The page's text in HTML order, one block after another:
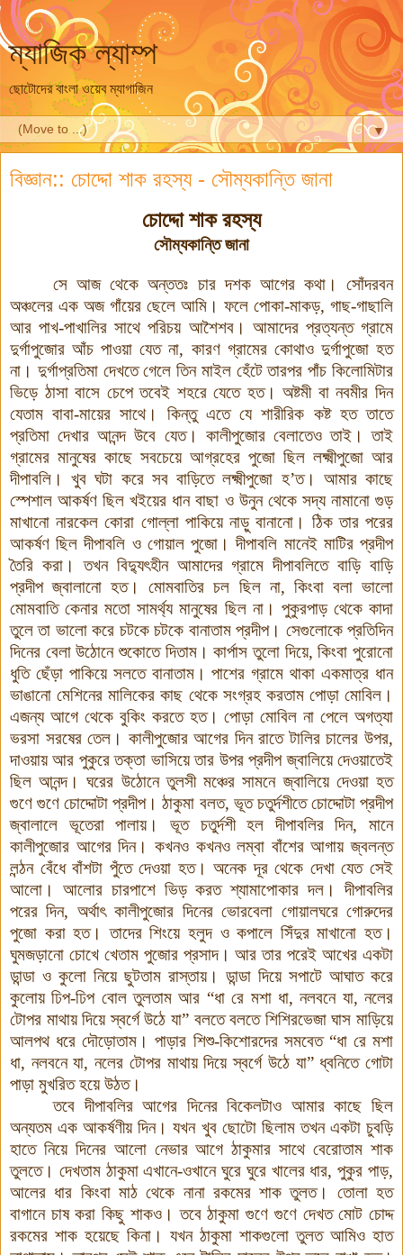
ম্যাজিক ল্যাম্প
ছোটোদের বাংলা ওয়েব ম্যাগাজিন
▼
বিজ্ঞান:: চোদ্দো শাক রহস্য - সৌম্যকান্তি জানা
চোদ্দো শাক রহস্য
সৌম্যকান্তি জানা
সে আজ থেকে অন্ততঃ চার দশক আগের কথা। সোঁদরবন
অঞ্চলের এক অজ গাঁয়ের ছেলে আমি । ফলে পোকা-মাকড়, গাছ-গাছালি
আর পাখ-পাখালির সাথে পরিচয় আশৈশব। আমাদের প্রত্যন্ত গ্রামে
দুর্গাপুজোর আঁচ পাওয়া যেত না, কারণ গ্রামের কোথাও দুর্গাপুজো হত
না। দুর্গাপ্রতিমা দেখতে গেলে তিন মাইল হেঁটে তারপর পাঁচ কিলোমিটার
ভিড়ে ঠাসা বাসে চেপে তবেই শহরে যেতে হত। অষ্টমী বা নবমীর দিন
যেতাম বাবা-মায়ের সাথে। কিন্তু এতে যে শারীরিক কষ্ট হত তাতে
প্রতিমা দেখার আনন্দ উবে যেত। কালীপুজোর বেলাতেও তাই। তাই
গ্রামের মানুষের কাছে সবচেয়ে আগ্রহের পুজো ছিল লক্ষ্মীপুজো আর
দীপাবলি ।খুব ঘটা করে সব বাড়িতেলক্ষ্মীপুজো হ’ত। আমার কাছে
স্পেশাল আকর্ষণ ছিল খইয়ের ধান বাছা ও উনুন থেকে সদ্য নামানো গুড়
মাখানো নারকেল কোরা গোল্লা পাকিয়ে নাড়ু বানানো। ঠিক তার পরের
আকর্ষণ ছিল দীপাবলি ও গোয়াল পুজো। দীপাবলি মানেই মাটির প্রদীপ
তৈরি করা। তখন বিদ্যুৎহীন আমাদের গ্রামে দীপাবলিতে বাড়ি বাড়ি
প্রদীপ জ্বালানো হত।মোমবাতির চল ছিল না, কিংবা বলা ভালো
মোমবাতি কেনার মতো সামর্থ্য মানুষের ছিল না। পুকুরপাড় থেকে কাদা
তুলে তা ভালো করে চটকে চটকে বানাতাম প্রদীপ। সেগুলোকে প্রতিদিন
দিনের বেলা উঠোনে শুকোতে দিতাম। কার্পাস তুলো দিয়ে, কিংবা পুরোনো
ধুতি ছেঁড়া পাকিয়ে সলতে বানাতাম। পাশের গ্রামে থাকা একমাত্র ধান
ভাঙানো মেশিনের মালিকের কাছ থেকে সংগ্রহ করতাম পোড়া মোবিল।
এজন্য আগে থেকে বুকিং করতে হত। পোড়া মোবিল না পেলে অগত্যা
ভরসা সরষের তেল। কালীপুজোর আগের দিন রাতে টালির চালের উপর,
দাওয়ায় আর পুকুরে তক্তা ভাসিয়ে তার উপর প্রদীপ জ্বালিয়ে দেওয়াতেই
ছিল আনন্দ। ঘরের উঠোনে তুলসী মঞ্চের সামনে জ্বালিয়ে দেওয়া হত
গুণে গুণে চোদ্দোটা প্রদীপ। ঠাকুমা বলত, ভূত চতুর্দশীতে চোদ্দোটা প্রদীপ
জ্বালালে ভূতেরা পালায়। ভূত চতুর্দশী হল দীপাবলির দিন, মানে
কালীপুজোর আগের দিন। কখনও কখনও লম্বা বাঁশের আগায় জ্বলন্ত
লন্ঠন বেঁধে বাঁশটা পুঁতে দেওয়া হত। অনেক দূর থেকে দেখা যেত সেই
আলো। আলোর চারপাশে ভিড় করত শ্যামাপোকার দল। দীপাবলির
পরের দিন, অর্থাৎ কালীপুজোর দিনের ভোরবেলা গোয়ালঘরে গোরুদের
পুজো করা হত। তাদের শিংয়ে হলুদ ও কপালে সিঁদুর মাখানো হত।
ঘুমজড়ানো চোখে খেতাম পুজোর প্রসাদ। আর তার পরেই আখের একটা
ডান্ডা ও কুলো নিয়ে ছুটতাম রাস্তায়। ডান্ডা দিয়ে সপাটে আঘাত করে
কুলোয় ঢিপ-ঢিপ বোল তুলতাম আর “ধা রে মশা ধা, নলবনে যা, নলের
টোপর মাথায় দিয়ে স্বর্গে উঠে যা” বলতে বলতে শিশিরভেজা ঘাস মাড়িয়ে
আলপথ ধরে দৌড়োতাম। পাড়ার শিশু-কিশোরদের সমবেত “ধা রে মশা
ধা, নলবনে যা, নলের টোপর মাথায় দিয়ে স্বর্গে উঠে যা” ধ্বনিতে গোটা
পাড়া মুখরিত হয়ে উঠত।
তবে দীপাবলির আগের দিনের বিকেলটাও আমার কাছে ছিল
অন্যতম এক আকর্ষণীয় দিন। যখন খুব ছোটো ছিলাম তখন একটা চুবড়ি
হাতে নিয়ে দিনের আলো নেভার আগে ঠাকুমার সাথে বেরোতাম শাক
তুলতে। দেখতাম ঠাকুমা এখানে-ওখানে ঘুরে ঘুরে খালের ধার, পুকুর পাড়,
আলের ধার কিংবা মাঠ থেকে নানা রকমের শাক তুলত। তোলা হত
বাগানে চাষ করা কিছু শাকও। তবে ঠাকুমা গুণে গুণে দেখত মোট চোদ্দ
রকমের শাক হয়েছে কিনা । যখন ঠাকুমা শাকগুলো তুলত আমিও হাত